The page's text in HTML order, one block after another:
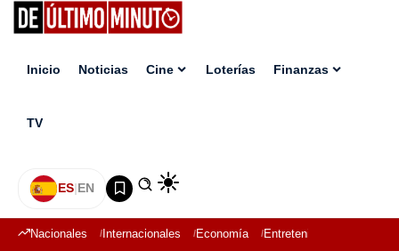
Inicio Noticias Cine Loterías Finanzas
TV
ES|EN
Nacionales Internacionales Economía Entretenimiento